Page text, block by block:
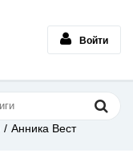
Войти
Анника Вест